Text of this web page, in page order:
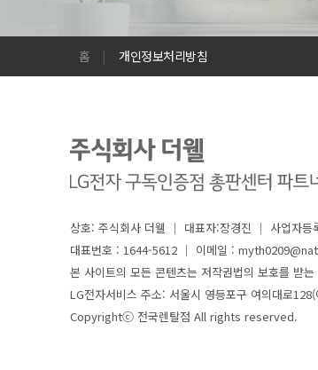
홈 | 개인정보처리방침
상호: 주식회사 더웰 │ 대표자:장경진 │ 사업자등
대표번호 : 1644-5612 │ 이메일 :
본 사이트의 모든 콘텐츠는 저작권법의 보호를 받
LG전자서비스 주소: 서울시 영등포구 여의대로
Copyrightⓒ 전국렌탈점 All rights reserved.